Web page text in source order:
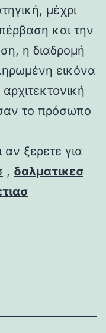
μέχρι
και την
η διαδρομή
εικόνα
το πρόσωπο
ξερετε για
, δαλματικεσ